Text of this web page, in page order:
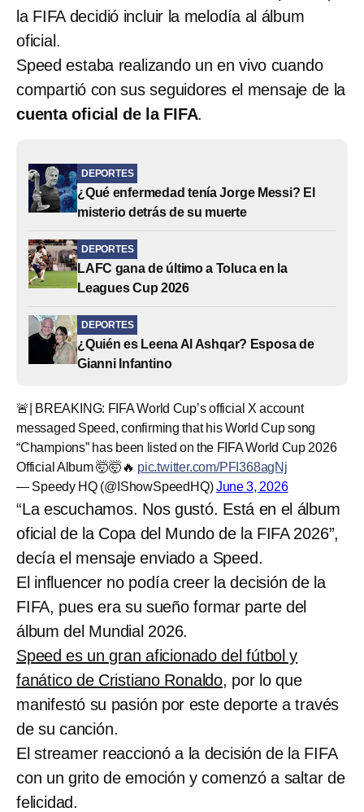
la FIFA decidió incluir la melodía al álbum
oficial.
Speed estaba realizando un en vivo cuando
compartió con sus seguidores el mensaje de la
cuenta oficial de la FIFA.
DEPORTES
¿Qué enfermedad tenía Jorge Messi? El
misterio detrás de su muerte
DEPORTES
LAFC gana de último a Toluca en la
Leagues Cup 2026
DEPORTES
¿Quién es Leena Al Ashqar? Esposa de
Gianni Infantino
🚨| BREAKING: FIFA World Cup’s official X account
messaged Speed, confirming that his World Cup song
“Champions” has been listed on the FIFA World Cup 2026
Official Album 🤯🤯🔥 pic.twitter.com/PFI368agNj
— Speedy HQ (@IShowSpeedHQ)June 3, 2026
“La escuchamos. Nos gustó. Está en el álbum
oficial de la Copa del Mundo de la FIFA 2026”,
decía el mensaje enviado a Speed.
El influencer no podía creer la decisión de la
FIFA, pues era su sueño formar parte del
álbum del Mundial 2026.
Speed es un gran aficionado del fútbol y
fanático de Cristiano Ronaldo, por lo que
manifestó su pasión por este deporte a través
de su canción.
El streamer reaccionó a la decisión de la FIFA
con un grito de emoción y comenzó a saltar de
felicidad.